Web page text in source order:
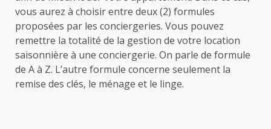
vous aurez à choisir entre deux (2) formules
proposées par les conciergeries. Vous pouvez
remettre la totalité de la gestion de votre location
saisonnière à une conciergerie. On parle de formule
de A à Z. L’autre formule concerne seulement la
remise des clés, le ménage et le linge.